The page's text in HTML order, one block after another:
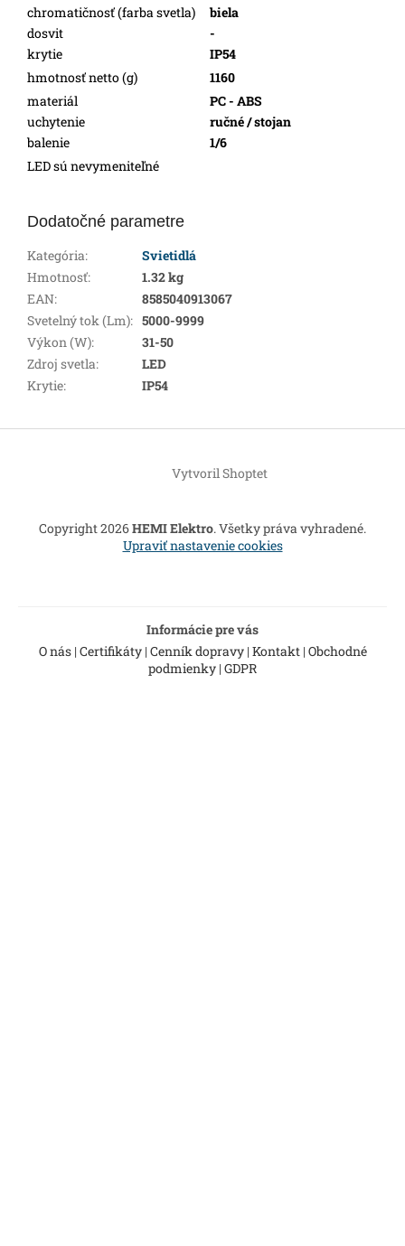
chromatičnosť (farba svetla)
biela
dosvit
-
krytie
IP54
hmotnosť netto (g)
1160
materiál
PC - ABS
uchytenie
ručné / stojan
balenie
1/6
LED sú nevymeniteľné
Dodatočné parametre
Kategória:
Svietidlá
Hmotnosť:
1.32 kg
EAN:
8585040913067
Svetelný tok (Lm): 5000-9999
Výkon (W):
31-50
Zdroj svetla:
LED
Krytie: IP54
Vytvoril Shoptet
Copyright 2026HEMI Elektro. Všetky práva vyhradené.
Upraviť nastavenie cookies
Informácie pre vás
O nás| Certifikáty| Cenník dopravy| Kontakt| Obchodné
podmienky | GDPR